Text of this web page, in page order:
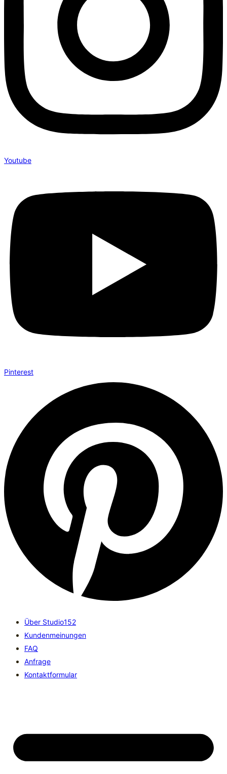
Youtube
Pinterest
Über Studio152
Kundenmeinungen
FAQ
Anfrage
Kontaktformular